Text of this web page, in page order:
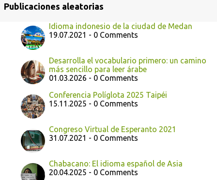
Publicaciones aleatorias
Idioma indonesio de la ciudad de Medan
19.07.2021 - 0 Comments
Desarrolla el vocabulario primero: un camino
más sencillo para leer árabe
01.03.2026 - 0 Comments
Conferencia Políglota 2025 Taipéi
15.11.2025 - 0 Comments
Congreso Virtual de Esperanto 2021
31.07.2021 - 0 Comments
Chabacano: El idioma español de Asia
20.04.2025 - 0 Comments